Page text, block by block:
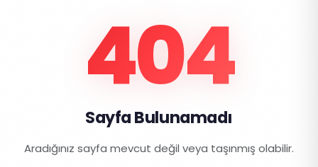
404
Sayfa Bulunamadı
Aradığınız sayfa mevcut değil veya taşınmış olabilir.